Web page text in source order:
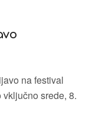
na festival
srede, 8.